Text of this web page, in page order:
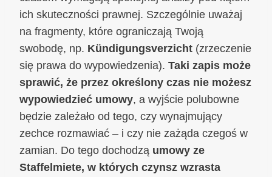
ich skuteczności prawnej. Szczególnie uważaj
na fragmenty, które ograniczają Twoją
swobodę, np. Kündigungsverzicht (zrzeczenie
się prawa do wypowiedzenia). Taki zapis może
sprawić, że przez określony czas nie możesz
wypowiedzieć umowy, a wyjście polubowne
będzie zależało od tego, czy wynajmujący
zechce rozmawiać – i czy nie zażąda czegoś w
zamian. Do tego dochodzą umowy ze
Staffelmiete, w których czynsz wzrasta